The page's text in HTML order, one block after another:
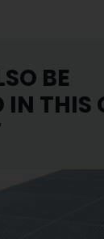
BE
IN THIS